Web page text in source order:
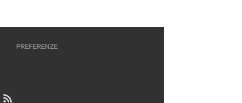
PREFERENZE